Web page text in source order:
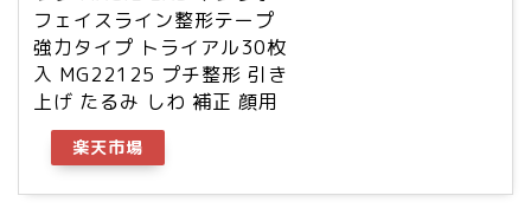
フェイスライン整形テープ
強力タイプ トライアル30枚
入 MG22125 プチ整形 引き
上げ たるみ しわ 補正 顔用
楽天市場